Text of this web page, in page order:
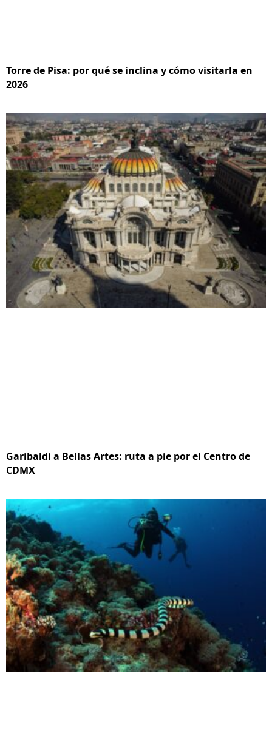
Torre de Pisa: por qué se inclina y cómo visitarla en
2026
Garibaldi a Bellas Artes: ruta a pie por el Centro de
CDMX